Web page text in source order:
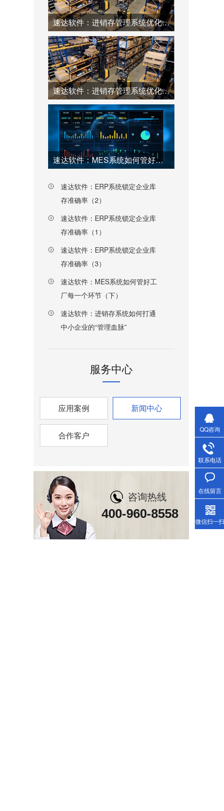
速达软件：进销存管理系统优化仓库工厂效率（2）
速达软件：进销存管理系统优化仓库工厂效率（1）
速达软件：MES系统如何管好工厂每一个环节（上）
速达软件：ERP系统锁定企业库
存准确率（2）
速达软件：ERP系统锁定企业库
存准确率（1）
速达软件：ERP系统锁定企业库
存准确率（3）
速达软件：MES系统如何管好工
厂每一个环节（下）
速达软件：进销存系统如何打通
中小企业的“管理血脉”
服务中心
应用案例 新闻中心
合作客户
咨询热线
400-960-8558
QQ咨询
联系电话
在线留言
微信扫一扫